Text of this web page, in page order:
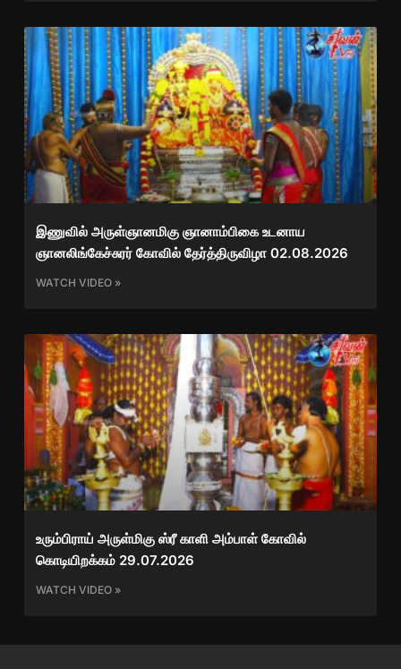
இணுவில் அருள்ஞானமிகு ஞானாம்பிகை உடனாய
ஞானலிங்கேச்சுரர் கோவில் தேர்த்திருவிழா 02.08.2026
WATCH VIDEO »
உரும்பிராய் அருள்மிகு ஸ்ரீ காளி அம்பாள் கோவில்
கொடியிறக்கம் 29.07.2026
WATCH VIDEO »